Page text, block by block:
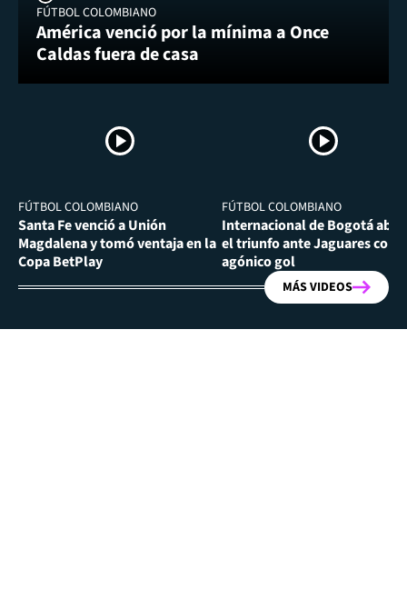
FÚTBOL COLOMBIANO
América venció por la mínima a Once
Caldas fuera de casa
FÚTBOL COLOMBIANO
Santa Fe venció a Unión
Magdalena y tomó ventaja en la
Copa BetPlay
FÚTBOL COLOMBIANO
Internacional de Bogotá
el triunfo ante Jaguares con
agónico gol
MÁS VIDEOS